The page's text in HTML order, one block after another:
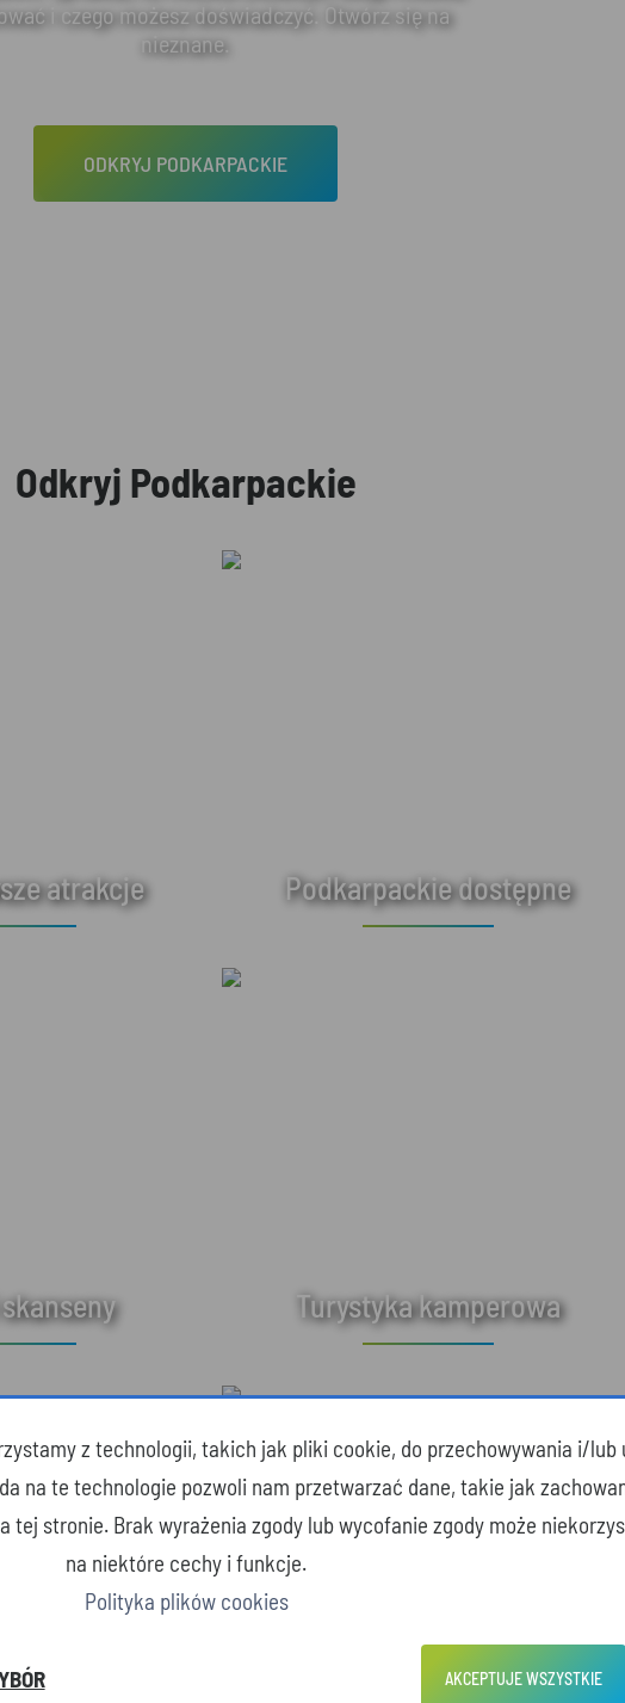
i czego możesz doświadczyć. Otwórz się na
nieznane.
ODKRYJ PODKARPACKIE
Odkryj Podkarpackie
atrakcje Podkarpackie dostępne
Turystyka kamperowa
z technologii, takich jak pliki cookie, do przechowywania i/lub
na te technologie pozwoli nam przetwarzać dane, takie jak
stronie. Brak wyrażenia zgody lub wycofanie zgody może
na niektóre cechy i funkcje.
Polityka plików cookies
AKCEPTUJE WSZYSTKIE